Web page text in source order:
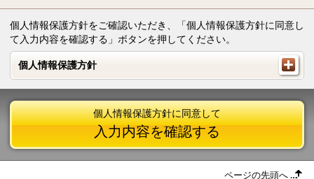
個人情報保護方針をご確認いただき、「個人情報保護方針に同意し
て入力内容を確認する」ボタンを押してください。
個人情報保護方針
個人情報保護方針
個人情報保護方針に同意して
入力内容を確認する
ページの先頭へ